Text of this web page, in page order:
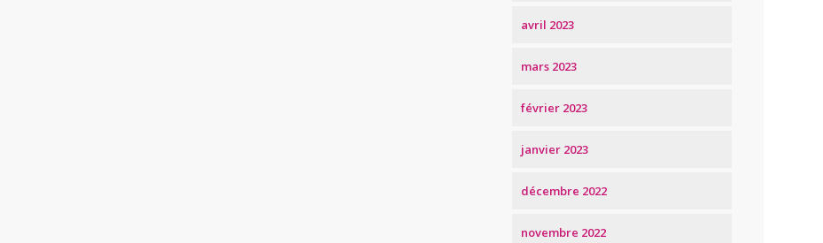
avril 2023
mars 2023
février 2023
janvier 2023
décembre 2022
novembre 2022